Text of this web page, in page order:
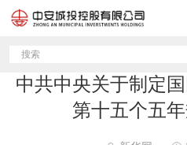
中共中央关于制定
第十五个五